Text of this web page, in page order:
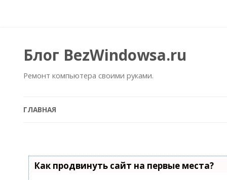
Блог BezWindowsa.ru
Ремонт компьютера своими руками.
ГЛАВНАЯ
Как продвинуть сайт на первые места?